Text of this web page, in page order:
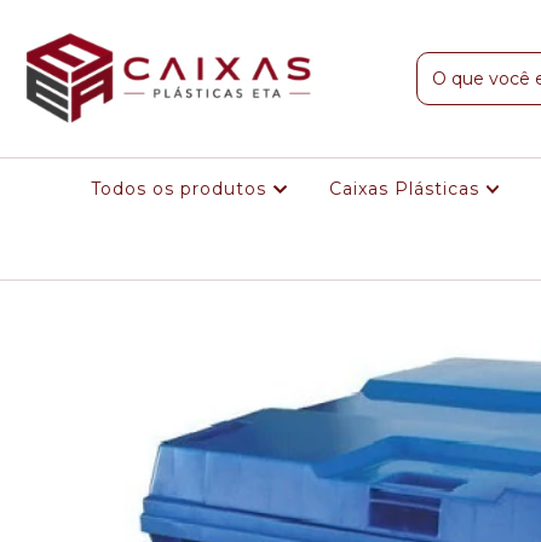
Todos os produtos Caixas Plásticas